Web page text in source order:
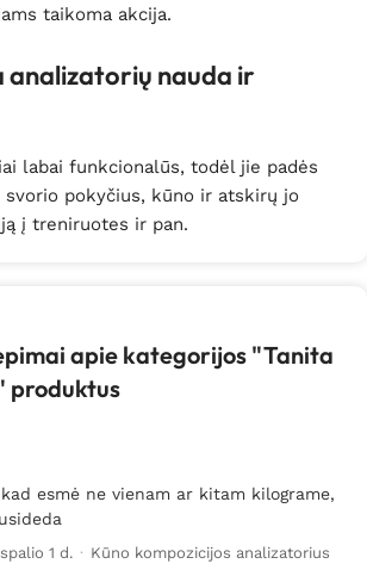
taikoma akcija.
analizatorių nauda ir
labai funkcionalūs, todėl jie padės
pokyčius, kūno ir atskirų jo
į treniruotes ir pan.
apie kategorijos "Tanita
produktus
esmė ne vienam ar kitam kilograme,
1 d. · Kūno kompozicijos analizatorius